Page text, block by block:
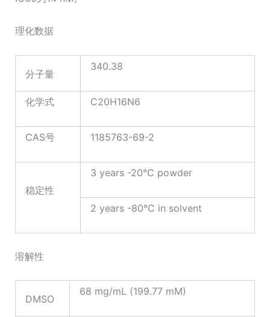
理化数据
分子量
340.38
化学式 C20H16N6
CAS号 1185763-69-2
稳定性
3 years -20°C powder
2 years -80°C in solvent
溶解性
DMSO
68 mg/mL (199.77 mM)